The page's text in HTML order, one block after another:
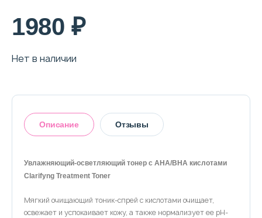
Доставка и оплата
Политика конфиденциальности
+7 (996) 962 69 66
1980 ₽
Нет в наличии
Описание Отзывы
Увлажняющий-осветляющий тонер с AHA/BHA кислотами
Clarifyng Treatment Toner
Мягкий очищающий тоник-спрей с кислотами очищает,
освежает и успокаивает кожу, а также нормализует ее pH-